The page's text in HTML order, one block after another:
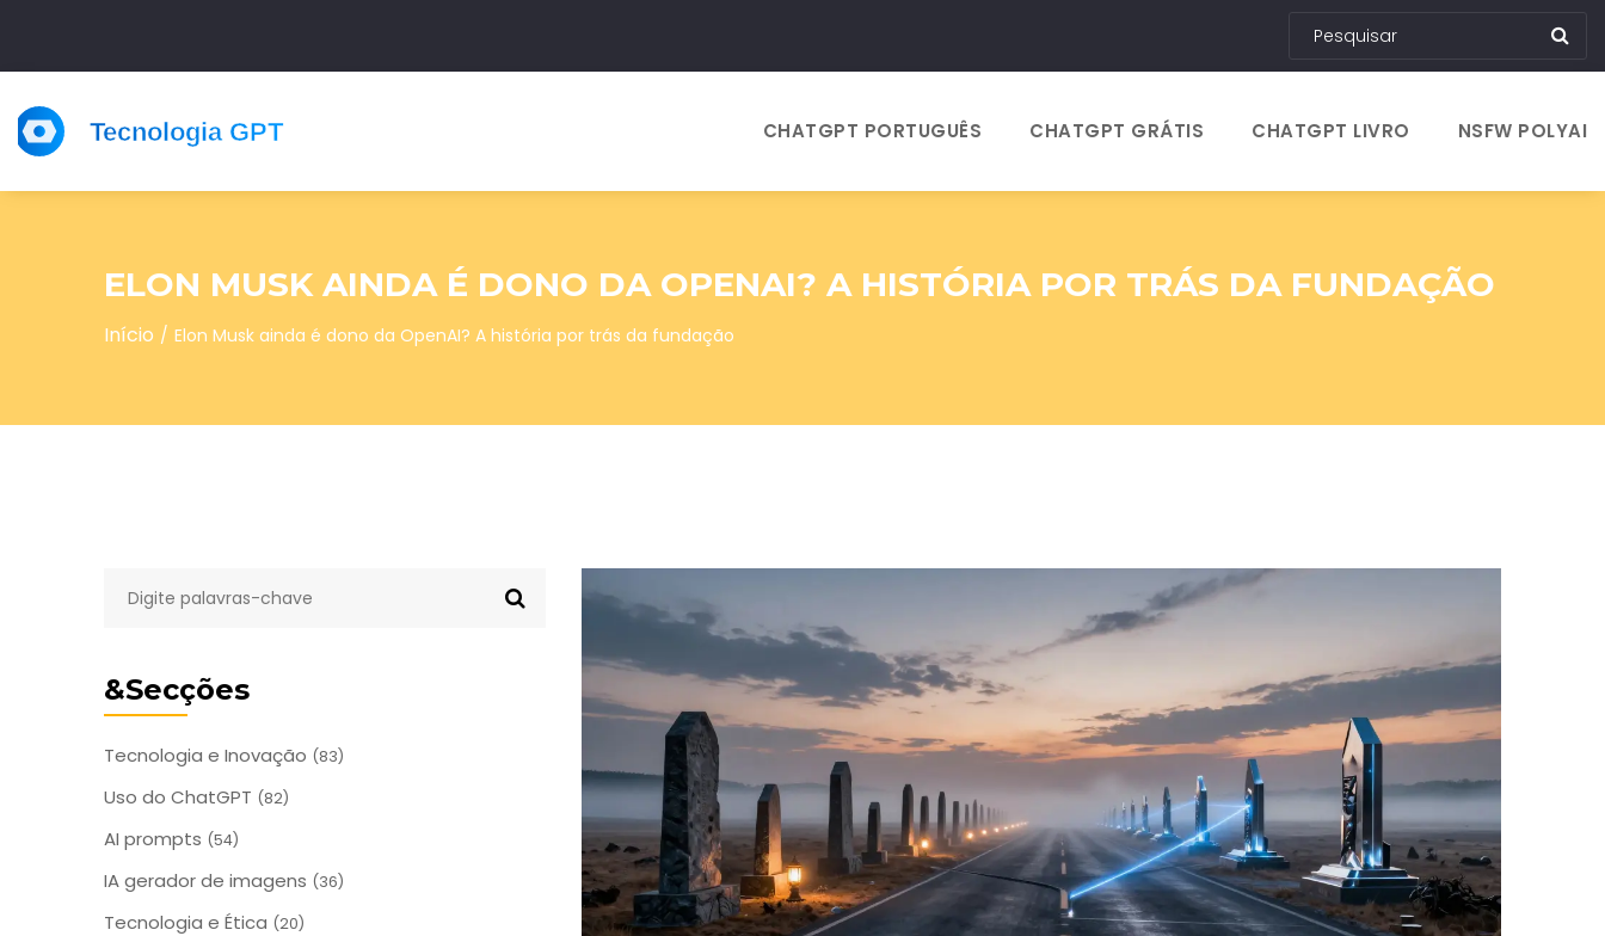
CHATGPT PORTUGUÊS CHATGPT GRÁTIS CHATGPT LIVRO NSFW POLYAI
ELON MUSK AINDA É DONO DA OPENAI? A HISTÓRIA POR TRÁS DA FUNDAÇÃO
Início Elon Musk ainda é dono da OpenAI? A história por trás da fundação
&Secções
Tecnologia e Inovação (83)
Uso do ChatGPT (82)
AI prompts (54)
IA gerador de imagens (36)
Tecnologia e Ética (20)